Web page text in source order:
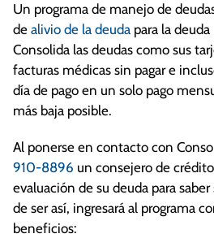
Un programa de manejo de
de alivio de la deuda para la
Consolida las deudas como sus
facturas médicas sin pagar e
día de pago en un solo pago
más baja posible.
Al ponerse en contacto con
910-8896 un consejero de
evaluación de su deuda para
de ser así, ingresará al programa
beneficios: